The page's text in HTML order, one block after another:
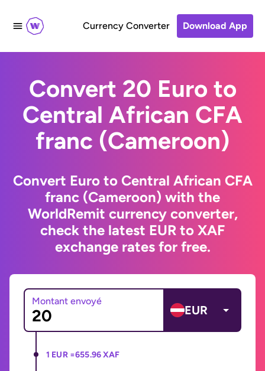
Currency Converter Download App
Convert 20 Euro to
Central African CFA
franc (Cameroon)
Convert Euro to Central African CFA
franc (Cameroon) with the
WorldRemit currency converter,
check the latest EUR to XAF
exchange rates for free.
Montant envoyé
EUR
1 EUR =655.96 XAF